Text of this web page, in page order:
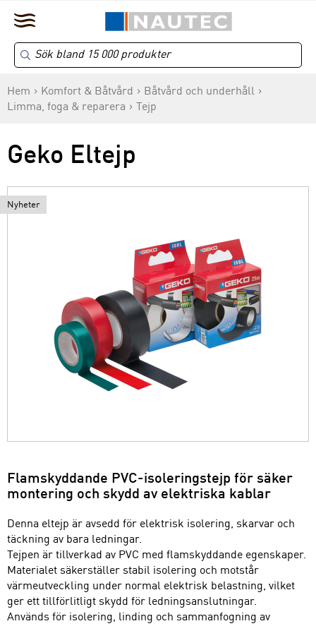
Hem Komfort & Båtvård
Båtvård och underhåll
Limma, foga & reparera
Tejp
Geko Eltejp
Nyheter
Flamskyddande PVC-isoleringstejp för säker
montering och skydd av elektriska kablar
Denna eltejp är avsedd för elektrisk isolering, skarvar och
täckning av bara ledningar.
Tejpen är tillverkad av PVC med flamskyddande egenskaper.
Materialet säkerställer stabil isolering och motstår
värmeutveckling under normal elektrisk belastning, vilket
ger ett tillförlitligt skydd för ledningsanslutningar.
Används för isolering, linding och sammanfogning av